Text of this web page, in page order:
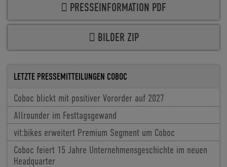
PRESSEINFORMATION PDF
BILDER ZIP
LETZTE PRESSEMITTEILUNGEN COBOC
Coboc blickt mit positiver Vororder auf 2027
Allrounder im Festtagsgewand
vit:bikes erweitert Premium Segment um Coboc
Coboc feiert 15 Jahre Unternehmensgeschichte im neuen
Headquarter